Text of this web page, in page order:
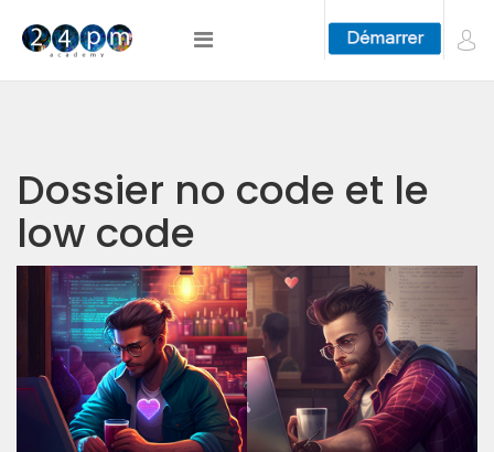
Dossier no code et le
low code